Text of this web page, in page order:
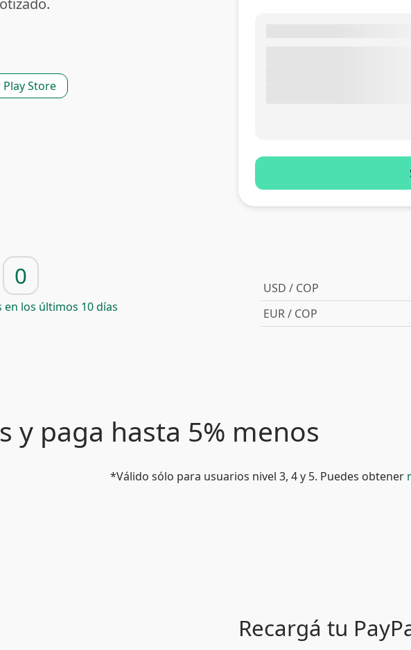
Store
0
en los últimos 10 días
USD / COP
EUR / COP
y paga hasta 5% menos
*Válido sólo para usuarios nivel 3, 4 y 5. Puedes obtener
Recargá tu